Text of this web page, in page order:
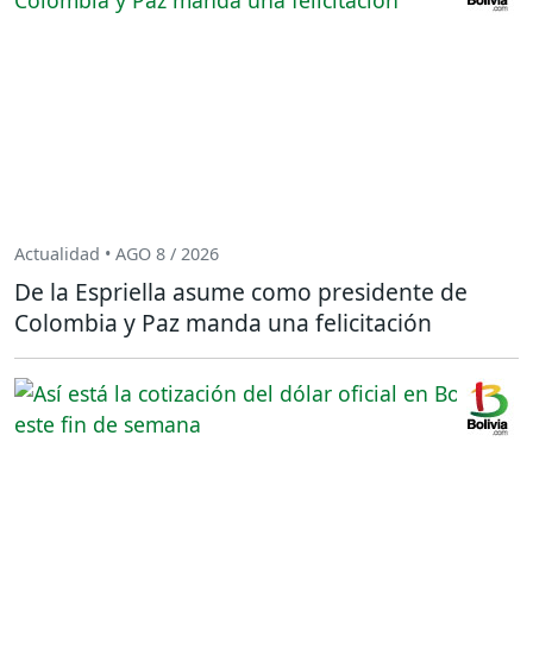
Actualidad • AGO 8 / 2026
De la Espriella asume como presidente de
Colombia y Paz manda una felicitación